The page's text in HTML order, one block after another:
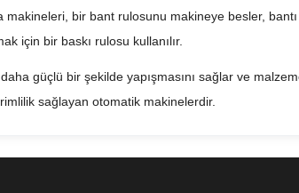
makineleri, bir bant rulosunu makineye besler,
için bir baskı rulosu kullanılır.
güçlü bir şekilde yapışmasını sağlar ve
sağlayan otomatik makinelerdir.